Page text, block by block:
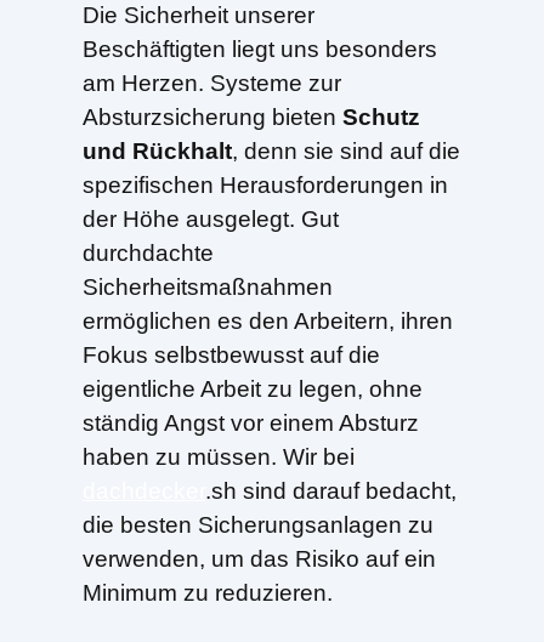
Die Sicherheit unserer
Beschäftigten liegt uns besonders
am Herzen. Systeme zur
Absturzsicherung bieten Schutz
und Rückhalt, denn sie sind auf die
spezifischen Herausforderungen in
der Höhe ausgelegt. Gut
durchdachte
Sicherheitsmaßnahmen
ermöglichen es den Arbeitern, ihren
Fokus selbstbewusst auf die
eigentliche Arbeit zu legen, ohne
ständig Angst vor einem Absturz
haben zu müssen. Wir bei
.sh sind darauf bedacht,
die besten Sicherungsanlagen zu
verwenden, um das Risiko auf ein
Minimum zu reduzieren.